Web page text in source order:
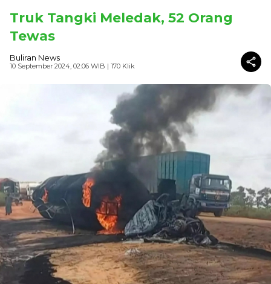
Truk Tangki Meledak, 52 Orang
Tewas
Buliran News
10 September 2024, 02:06 WIB | 170 Klik